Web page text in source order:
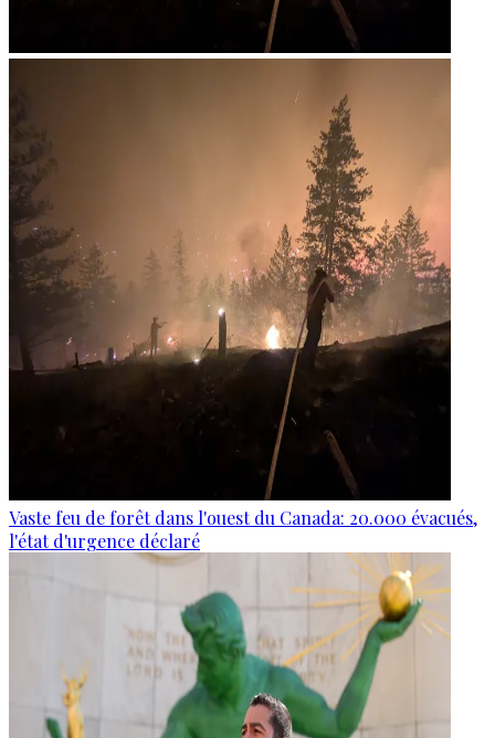
Vaste feu de forêt dans l'ouest du Canada: 20.000 évacués,
l'état d'urgence déclaré